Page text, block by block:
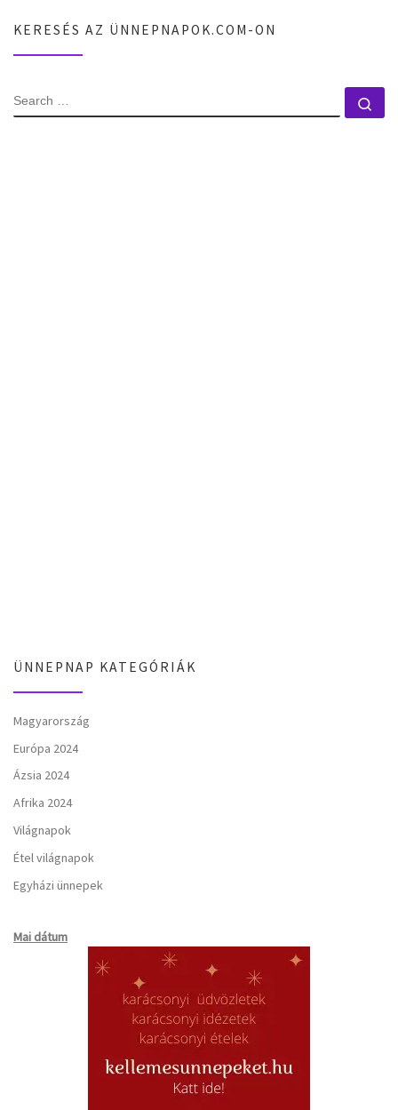
KERESÉS AZ ÜNNEPNAPOK.COM-ON
SEARCH
ÜNNEPNAP KATEGÓRIÁK
Magyarország
Európa 2024
Ázsia 2024
Afrika 2024
Világnapok
Étel világnapok
Egyházi ünnepek
Mai dátum